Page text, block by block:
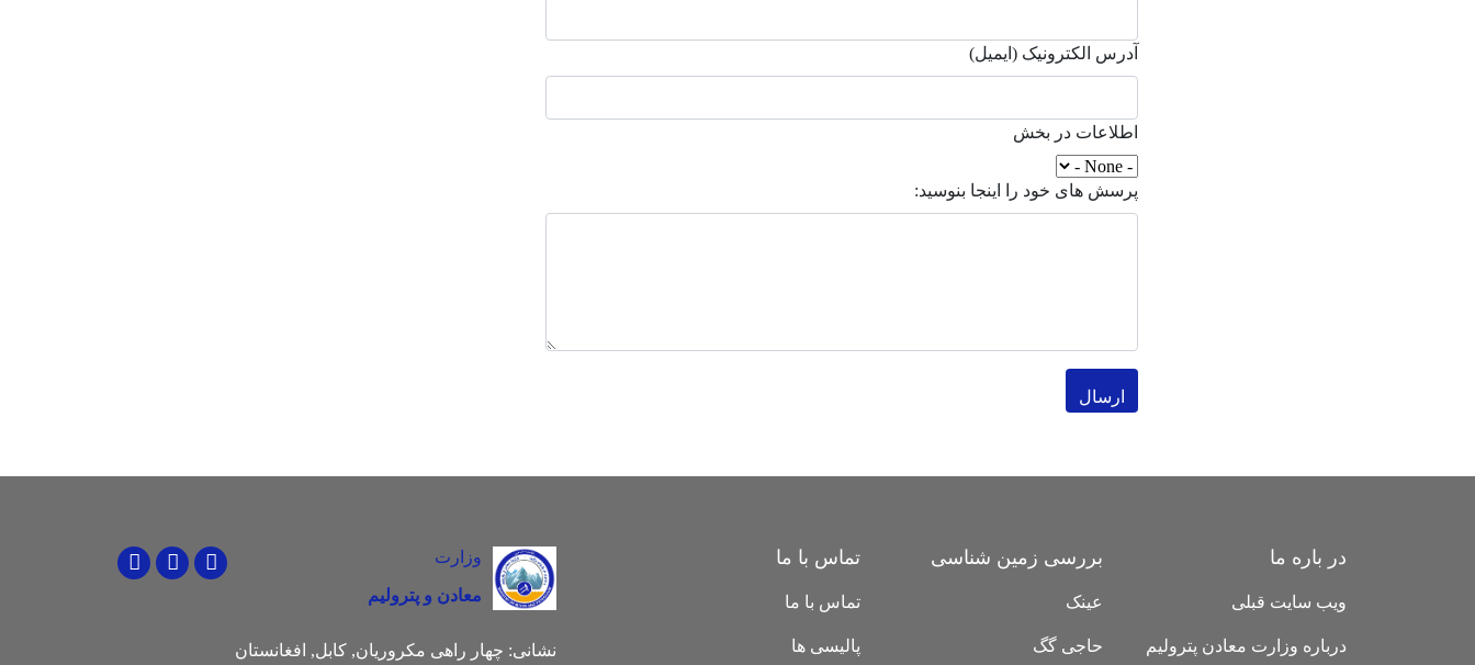
آدرس الکترونیک (ایمیل)
اطلاعات در بخش
پرسش های خود را اینجا بنوسید:
ارسال
در باره ما
ویب سایت قبلی
درباره وزارت معادن پترولیم
بررسی زمین شناسی
عینک
حاجی گگ
تماس با ما
تماس با ما
پالیسی ها
وزارت
معادن و پترولیم
YoutubeFacebook
نشانی: چهار راهی مکروریان, کابل, افغانستان